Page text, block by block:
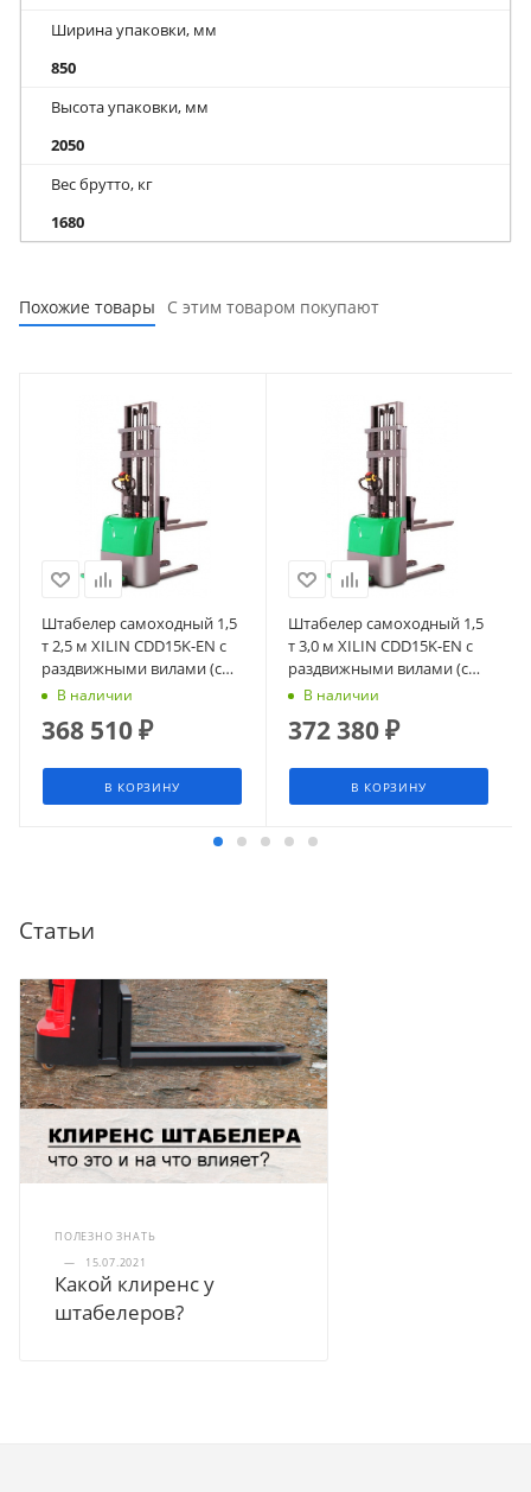
Ширина упаковки, мм
850
Высота упаковки, мм
2050
Вес брутто, кг
1680
Похожие товары С этим товаром покупают
Штабелер самоходный 1,5
т 2,5 м XILIN CDD15K-EN с
раздвижными вилами (с
платформой)
В наличии
368 510₽
В КОРЗИНУ
Штабелер самоходный 1,5
т 3,0 м XILIN CDD15K-EN с
раздвижными вилами (с
платформой)
В наличии
372 380₽
В КОРЗИНУ
Статьи
ПОЛЕЗНО ЗНАТЬ
—
15.07.2021
Какой клиренс у
штабелеров?